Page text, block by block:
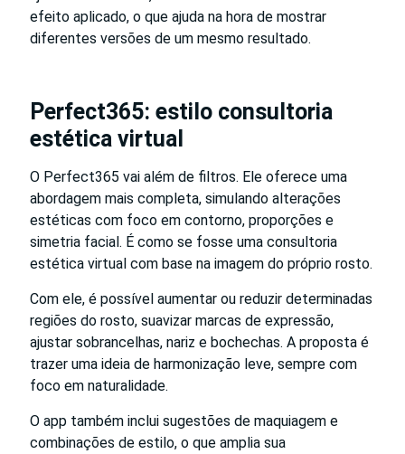
efeito aplicado, o que ajuda na hora de mostrar
diferentes versões de um mesmo resultado.
Perfect365: estilo consultoria
estética virtual
O Perfect365 vai além de filtros. Ele oferece uma
abordagem mais completa, simulando alterações
estéticas com foco em contorno, proporções e
simetria facial. É como se fosse uma consultoria
estética virtual com base na imagem do próprio rosto.
Com ele, é possível aumentar ou reduzir determinadas
regiões do rosto, suavizar marcas de expressão,
ajustar sobrancelhas, nariz e bochechas. A proposta é
trazer uma ideia de harmonização leve, sempre com
foco em naturalidade.
O app também inclui sugestões de maquiagem e
combinações de estilo, o que amplia sua